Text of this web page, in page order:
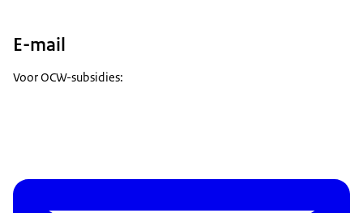
E-mail
Voor OCW-subsidies: